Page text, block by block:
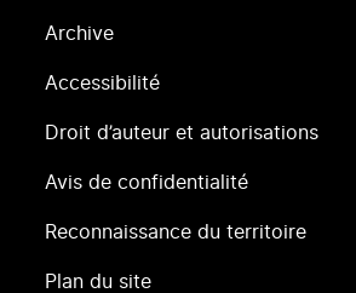
Archive
Accessibilité
Droit d’auteur et autorisations
Avis de confidentialité
Reconnaissance du territoire
Plan du site